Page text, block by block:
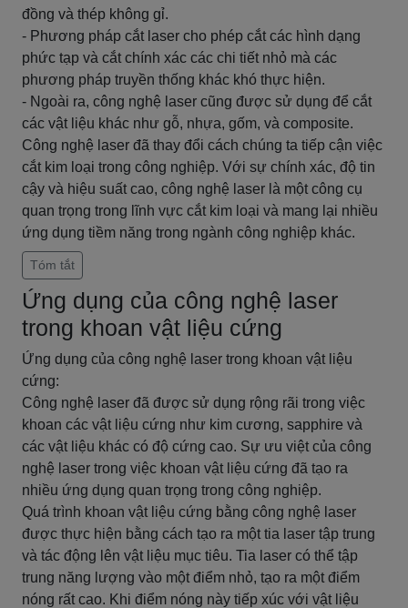
đồng và thép không gỉ.
- Phương pháp cắt laser cho phép cắt các hình dạng
phức tạp và cắt chính xác các chi tiết nhỏ mà các
phương pháp truyền thống khác khó thực hiện.
- Ngoài ra, công nghệ laser cũng được sử dụng để cắt
các vật liệu khác như gỗ, nhựa, gốm, và composite.
Công nghệ laser đã thay đổi cách chúng ta tiếp cận việc
cắt kim loại trong công nghiệp. Với sự chính xác, độ tin
cậy và hiệu suất cao, công nghệ laser là một công cụ
quan trọng trong lĩnh vực cắt kim loại và mang lại nhiều
ứng dụng tiềm năng trong ngành công nghiệp khác.
Tóm tắt
Ứng dụng của công nghệ laser
trong khoan vật liệu cứng
Ứng dụng của công nghệ laser trong khoan vật liệu
cứng:
Công nghệ laser đã được sử dụng rộng rãi trong việc
khoan các vật liệu cứng như kim cương, sapphire và
các vật liệu khác có độ cứng cao. Sự ưu việt của công
nghệ laser trong việc khoan vật liệu cứng đã tạo ra
nhiều ứng dụng quan trọng trong công nghiệp.
Quá trình khoan vật liệu cứng bằng công nghệ laser
được thực hiện bằng cách tạo ra một tia laser tập trung
và tác động lên vật liệu mục tiêu. Tia laser có thể tập
trung năng lượng vào một điểm nhỏ, tạo ra một điểm
nóng rất cao. Khi điểm nóng này tiếp xúc với vật liệu